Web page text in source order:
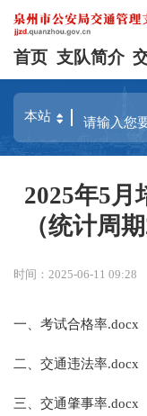
首页 支队简介
2025年5月
（统计周
时间：2025-06-11 09:28
一、考试合格率.docx
二、交通违法率.docx
三、交通肇事率.docx